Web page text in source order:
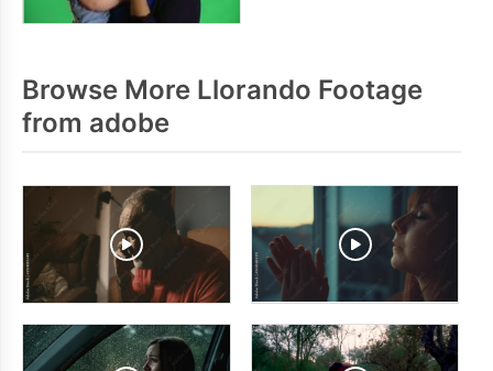
Browse More Llorando Footage
from adobe